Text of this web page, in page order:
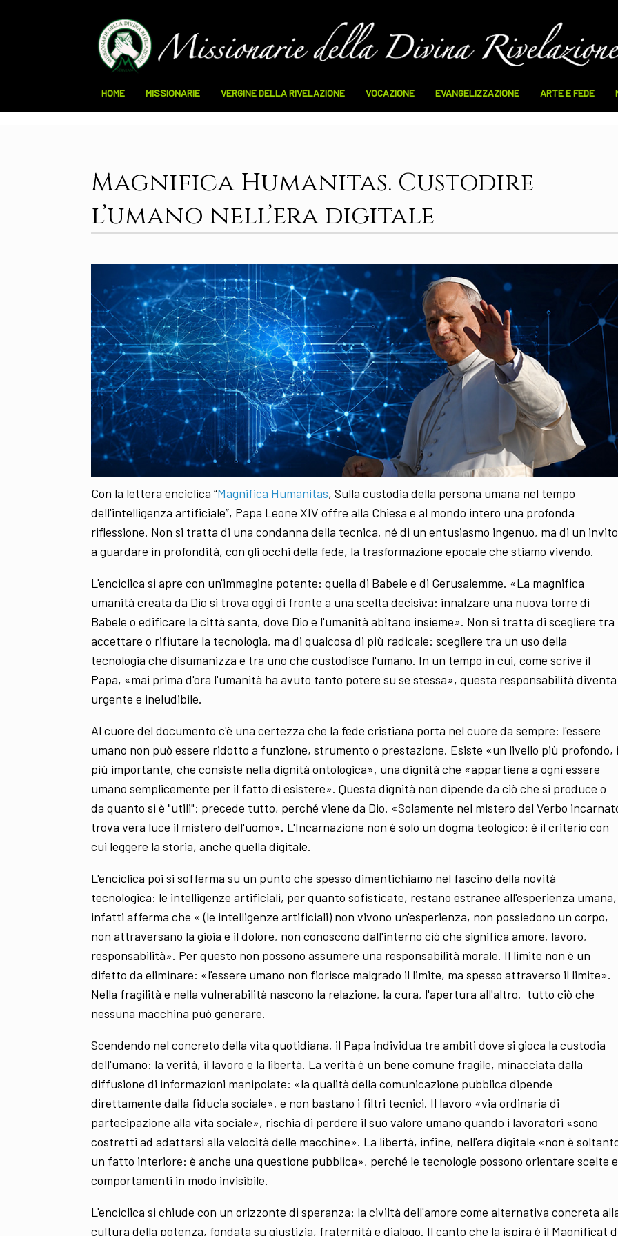
HOME MISSIONARIE VERGINE DELLA RIVELAZIONE VOCAZIONE EVANGELIZZAZIONE ARTE E FEDE
Magnifica Humanitas. Custodire
l’umano nell’era digitale
Con la lettera enciclica “Magnifica Humanitas, Sulla custodia della persona umana nel tempo
dell'intelligenza artificiale”, Papa Leone XIV offre alla Chiesa e al mondo intero una profonda
riflessione. Non si tratta di una condanna della tecnica, né di un entusiasmo ingenuo, ma di un invito
a guardare in profondità, con gli occhi della fede, la trasformazione epocale che stiamo vivendo.
L'enciclica si apre con un'immagine potente: quella di Babele e di Gerusalemme. «La magnifica
umanità creata da Dio si trova oggi di fronte a una scelta decisiva: innalzare una nuova torre di
Babele o edificare la città santa, dove Dio e l'umanità abitano insieme». Non si tratta di scegliere tra
accettare o rifiutare la tecnologia, ma di qualcosa di più radicale: scegliere tra un uso della
tecnologia che disumanizza e tra uno che custodisce l'umano. In un tempo in cui, come scrive il
Papa, «mai prima d'ora l'umanità ha avuto tanto potere su se stessa», questa responsabilità diventa
urgente e ineludibile.
Al cuore del documento c'è una certezza che la fede cristiana porta nel cuore da sempre: l'essere
umano non può essere ridotto a funzione, strumento o prestazione. Esiste «un livello più profondo,
più importante, che consiste nella dignità ontologica», una dignità che «appartiene a ogni essere
umano semplicemente per il fatto di esistere». Questa dignità non dipende da ciò che si produce o
da quanto si è "utili": precede tutto, perché viene da Dio. «Solamente nel mistero del Verbo
trova vera luce il mistero dell'uomo». L'Incarnazione non è solo un dogma teologico: è il criterio con
cui leggere la storia, anche quella digitale.
L'enciclica poi si sofferma su un punto che spesso dimentichiamo nel fascino della novità
tecnologica: le intelligenze artificiali, per quanto sofisticate, restano estranee all'esperienza umana,
infatti afferma che « (le intelligenze artificiali) non vivono un'esperienza, non possiedono un corpo,
non attraversano la gioia e il dolore, non conoscono dall'interno ciò che significa amore, lavoro,
responsabilità». Per questo non possono assumere una responsabilità morale. Il limite non è un
difetto da eliminare: «l'essere umano non fiorisce malgrado il limite, ma spesso attraverso il limite».
Nella fragilità e nella vulnerabilità nascono la relazione, la cura, l'apertura all'altro, tutto ciò che
nessuna macchina può generare.
Scendendo nel concreto della vita quotidiana, il Papa individua tre ambiti dove si gioca la custodia
dell'umano: la verità, il lavoro e la libertà. La verità è un bene comune fragile, minacciata dalla
diffusione di informazioni manipolate: «la qualità della comunicazione pubblica dipende
direttamente dalla fiducia sociale», e non bastano i filtri tecnici. Il lavoro «via ordinaria di
partecipazione alla vita sociale», rischia di perdere il suo valore umano quando i lavoratori «sono
costretti ad adattarsi alla velocità delle macchine». La libertà, infine, nell'era digitale «non è
un fatto interiore: è anche una questione pubblica», perché le tecnologie possono orientare scelte e
comportamenti in modo invisibile.
L'enciclica si chiude con un orizzonte di speranza: la civiltà dell'amore come alternativa concreta
cultura della potenza, fondata su giustizia, fraternità e dialogo. Il canto che la ispira è il Magnificat